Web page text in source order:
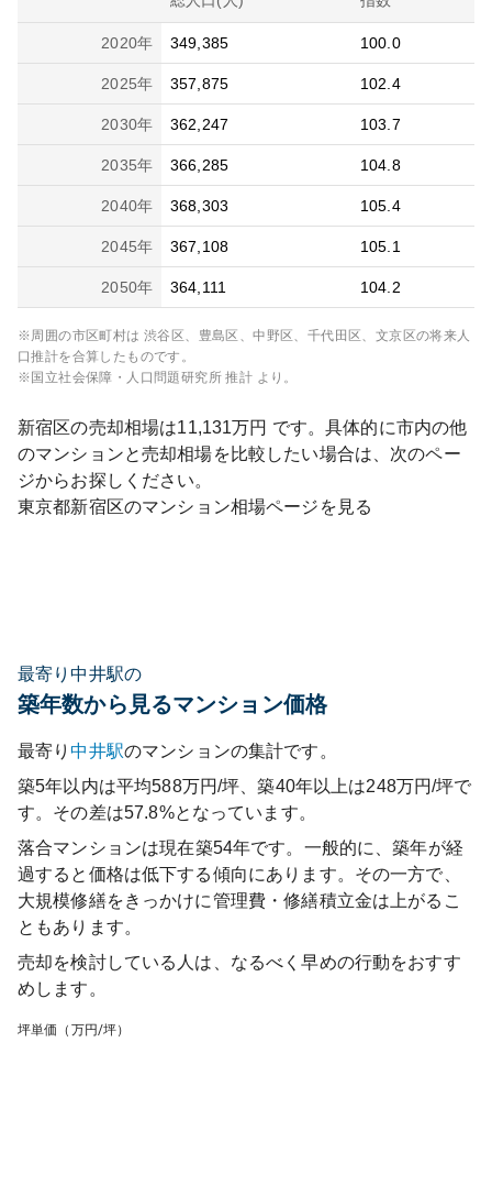
2020年 349,385 100.0
2025年 357,875 102.4
2030年 362,247 103.7
2035年 366,285 104.8
2040年 368,303 105.4
2045年 367,108 105.1
2050年 364,111 104.2
※周囲の市区町村は 渋谷区、豊島区、中野区、千代田区、文京区の将来人
口推計を合算したものです。
※国立社会保障・人口問題研究所 推計 より。
新宿区の売却相場は11,131万円 です。具体的に市内の他
のマンションと売却相場を比較したい場合は、次のペー
ジからお探しください。
東京都新宿区のマンション相場ページを見る
最寄り中井駅の
築年数から見るマンション価格
最寄り中井駅のマンションの集計です。
築5年以内は平均588万円/坪、築40年以上は248万円/坪で
す。その差は57.8%となっています。
落合マンションは現在築54年です。一般的に、築年が経
過すると価格は低下する傾向にあります。その一方で、
大規模修繕をきっかけに管理費・修繕積立金は上がるこ
ともあります。
売却を検討している人は、なるべく早めの行動をおすす
めします。
坪単価（万円/坪）